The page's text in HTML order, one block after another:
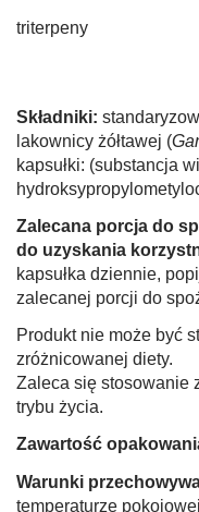
triterpeny
Składniki:
lakownicy żółtawej (
kapsułki: (substancja
Zalecana porcja do
do uzyskania
kapsułka dziennie,
zalecanej porcji do
Produkt nie może być
zróżnicowanej diety.
Zaleca się stosowanie
trybu życia.
Zawartość
Warunki
temperaturze